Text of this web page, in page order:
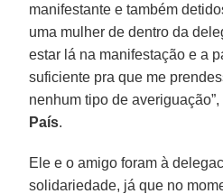
manifestante e também
uma mulher de dentro da
estar lá na manifestação e a
suficiente pra que me
nenhum tipo de
País.
Ele e o amigo foram à
solidariedade, já que no